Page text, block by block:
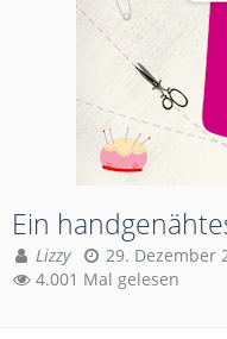
Ein
Lizzy 29. Dezember
4.001 Mal gelesen